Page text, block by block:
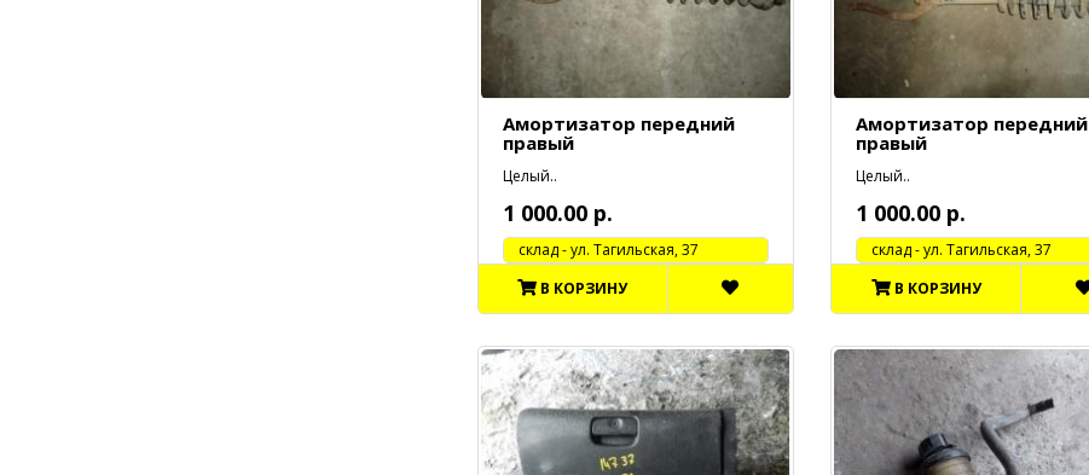
Амортизатор передний
правый
Целый..
1 000.00 р.
cклад - ул. Тагильская, 37
В КОРЗИНУ
Амортизатор передний
правый
Целый..
1 000.00 р.
cклад - ул. Тагильская, 37
В КОРЗИНУ